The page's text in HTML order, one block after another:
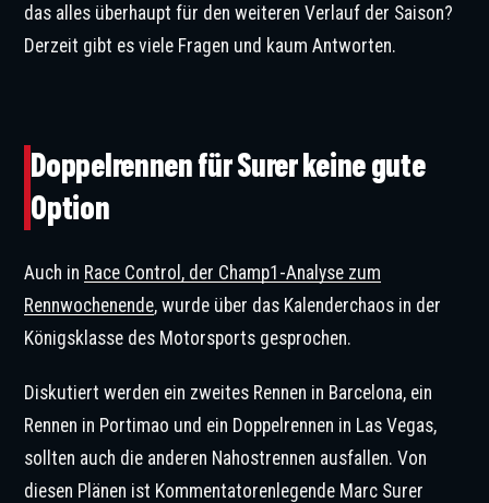
das alles überhaupt für den weiteren Verlauf der Saison?
Derzeit gibt es viele Fragen und kaum Antworten.
Doppelrennen für Surer keine gute
Option
Auch in Race Control, der Champ1-Analyse zum
Rennwochenende, wurde über das Kalenderchaos in der
Königsklasse des Motorsports gesprochen.
Diskutiert werden ein zweites Rennen in Barcelona, ein
Rennen in Portimao und ein Doppelrennen in Las Vegas,
sollten auch die anderen Nahostrennen ausfallen. Von
diesen Plänen ist Kommentatorenlegende Marc Surer